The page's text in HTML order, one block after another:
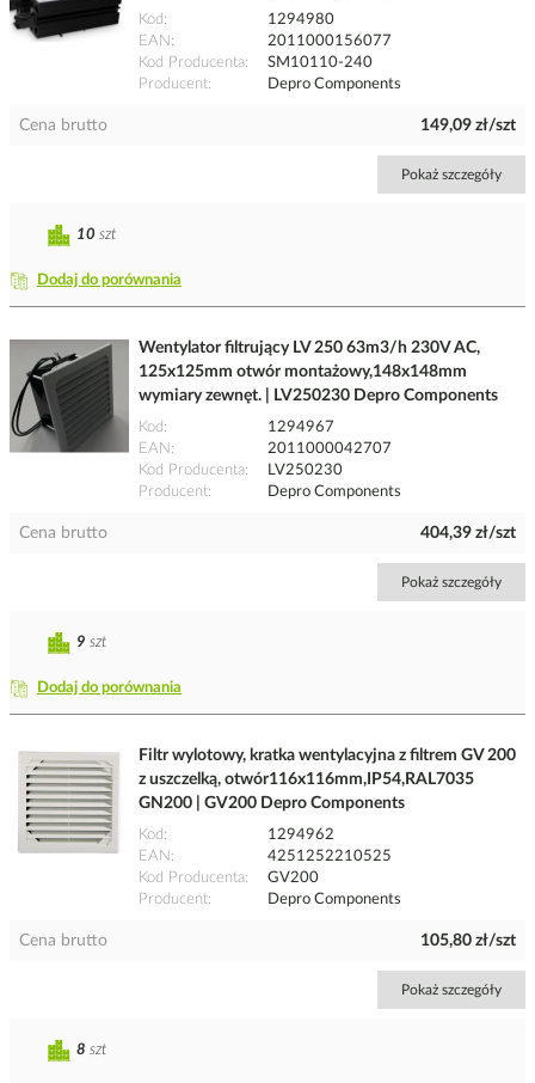
Kod
1294980
EAN
2011000156077
Kod Producenta
SM10110-240
Producent
Depro Components
Cena brutto 149,09 zł/szt
Pokaż szczegóły
Dodaj do porównania
10 szt
Wentylator filtrujący LV 250 63m3/h 230V AC,
125x125mm otwór montażowy,148x148mm
wymiary zewnęt. | LV250230 Depro Components
Kod
1294967
EAN
2011000042707
Kod Producenta
LV250230
Producent
Depro Components
Cena brutto 404,39 zł/szt
Pokaż szczegóły
Dodaj do porównania
9 szt
Filtr wylotowy, kratka wentylacyjna z filtrem GV 200
z uszczelką, otwór116x116mm,IP54,RAL7035
GN200 | GV200 Depro Components
Kod
1294962
EAN
4251252210525
Kod Producenta
GV200
Producent
Depro Components
Cena brutto 105,80 zł/szt
Pokaż szczegóły
8 szt